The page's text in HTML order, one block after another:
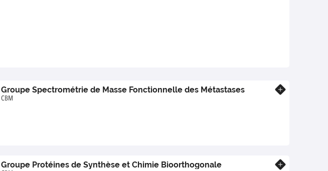
Groupe Spectrométrie de Masse Fonctionnelle des Métastases
CBM
Groupe Protéines de Synthèse et Chimie Bioorthogonale